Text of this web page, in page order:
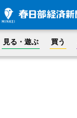
見る・遊ぶ 買う